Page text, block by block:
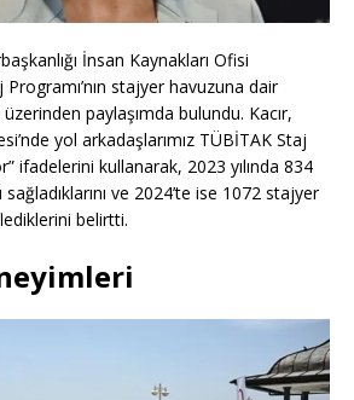
İnsan Kaynakları Ofisi
Programı’nın stajyer havuzuna dair
paylaşımda bulundu. Kacır,
yol arkadaşlarımız TÜBİTAK Staj
ifadelerini kullanarak, 2023 yılında 834
ve 2024’te ise 1072 stajyer
belirtti.